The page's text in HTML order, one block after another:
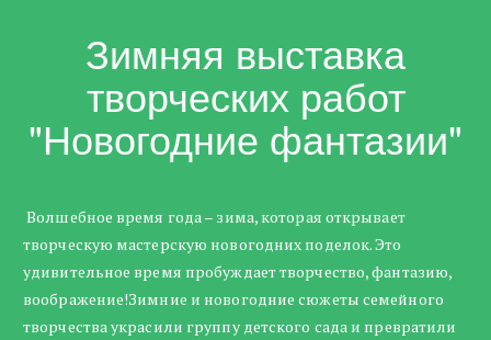
Зимняя выставка
творческих работ
"Новогодние фантазии"
Волшебное время года – зима, которая открывает
творческую мастерскую новогодних поделок. Это
удивительное время пробуждает творчество, фантазию,
воображение!Зимние и новогодние сюжеты семейного
творчества украсили группу детского сада и превратили